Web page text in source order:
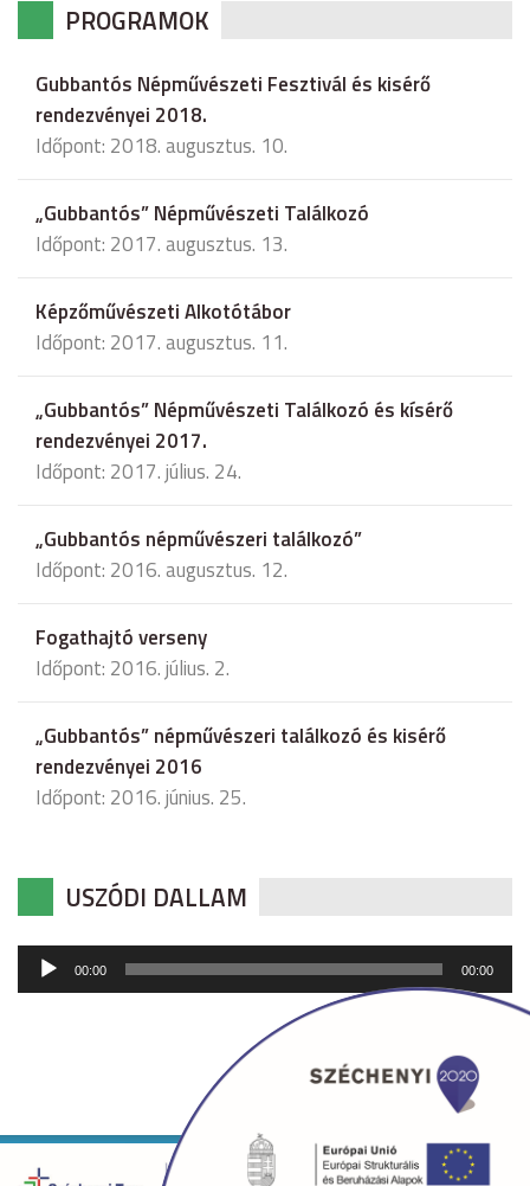
PROGRAMOK
Gubbantós Népművészeti Fesztivál és kisérő
rendezvényei 2018.
Időpont: 2018. augusztus. 10.
„Gubbantós” Népművészeti Találkozó
Időpont: 2017. augusztus. 13.
Képzőművészeti Alkotótábor
Időpont: 2017. augusztus. 11.
„Gubbantós” Népművészeti Találkozó és kísérő
rendezvényei 2017.
Időpont: 2017. július. 24.
„Gubbantós népművészeri találkozó”
Időpont: 2016. augusztus. 12.
Fogathajtó verseny
Időpont: 2016. július. 2.
„Gubbantós” népművészeri találkozó és kisérő
rendezvényei 2016
Időpont: 2016. június. 25.
USZÓDI DALLAM
Audió
lejátszó
00:00 00:00
Copyright © 2026 uszod.hu Minden jog fenntartva. •